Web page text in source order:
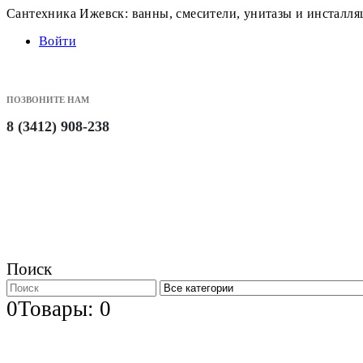
Сантехника Ижевск: ванны, смесители, унитазы и
Войти
ПОЗВОНИТЕ НАМ
8 (3412) 908-238
Поиск
0Товары: 0